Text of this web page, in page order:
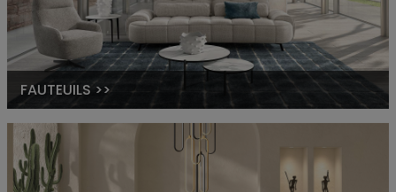
FAUTEUILS >>